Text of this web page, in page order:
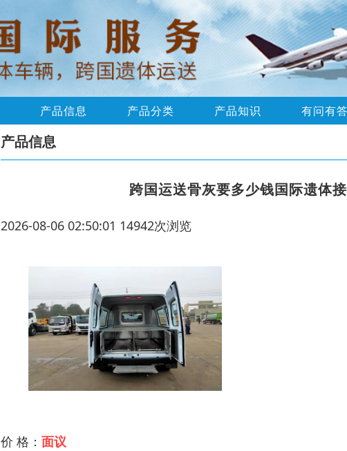
产品信息 产品分类 产品知识 有问有答
产品信息
跨国运送骨灰要多少钱国际遗体
2026-08-06 02:50:01 14942次浏览
价 格： 面议